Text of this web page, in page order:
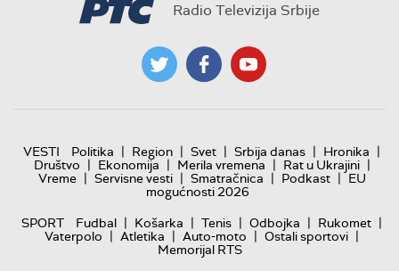
Radio Televizija Srbije
VESTI Politika | Region | Svet | Srbija danas | Hronika |
Društvo | Ekonomija | Merila vremena | Rat u Ukrajini |
Vreme | Servisne vesti | Smatračnica | Podkast | EU
mogućnosti 2026
SPORT
Fudbal | Košarka | Tenis | Odbojka | Rukomet |
Vaterpolo | Atletika | Auto-moto | Ostali sportovi |
Memorijal RTS